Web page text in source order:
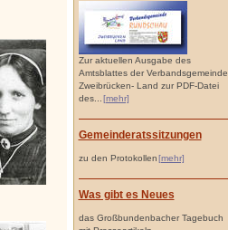
Zur aktuellen Ausgabe des
Amtsblattes der Verbandsgemeinde
Zweibrücken- Land zur PDF-Datei
des...
[mehr]
Gemeinderatssitzungen
zu den Protokollen[mehr]
Was gibt es Neues
das Großbundenbacher Tagebuch